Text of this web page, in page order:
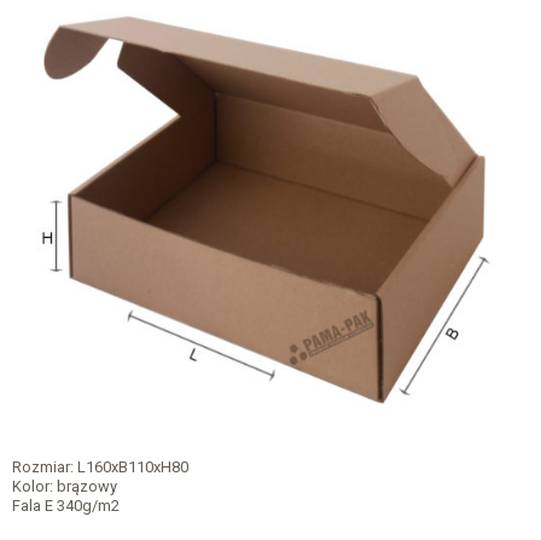
Rozmiar: L160xB110xH80
Kolor: brązowy
Fala E 340g/m2